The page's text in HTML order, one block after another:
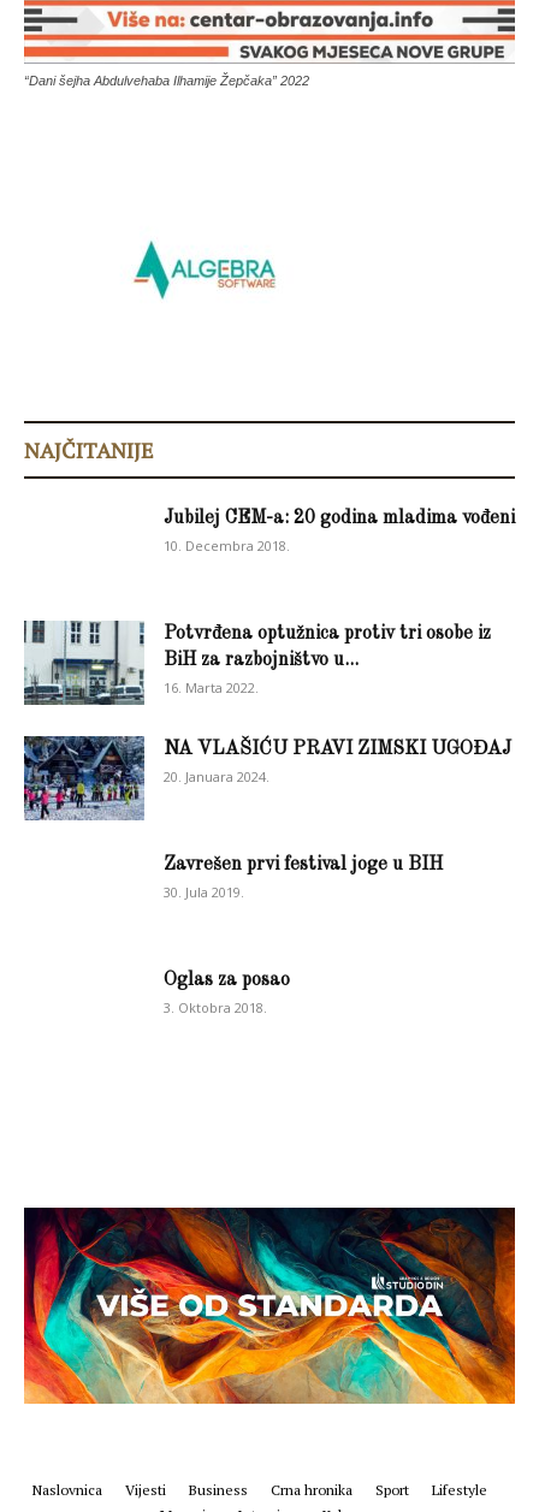
“Dani šejha Abdulvehaba Ilhamije Žepčaka” 2022
NAJČITANIJE
Jubilej CEM-a: 20 godina mladima vođeni
10. Decembra 2018.
Potvrđena optužnica protiv tri osobe iz
BiH za razbojništvo u...
16. Marta 2022.
NA VLAŠIĆU PRAVI ZIMSKI UGOĐAJ
20. Januara 2024.
Zavrešen prvi festival joge u BIH
30. Jula 2019.
Oglas za posao
3. Oktobra 2018.
Naslovnica Vijesti Business Crna hronika Sport
Lifestyle